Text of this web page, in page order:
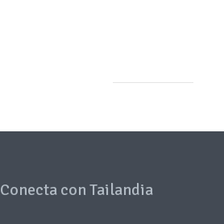
Conecta con Tailandia